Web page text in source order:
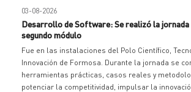
03-08-2026
Desarrollo de Software: Se realizó la
segundo módulo
Fue en las instalaciones del Polo Científico,
Innovación de Formosa. Durante la jornada se
herramientas prácticas, casos reales y
potenciar la competitividad, impulsar la